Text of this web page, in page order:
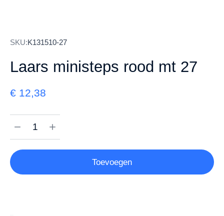
SKU:K131510-27
Laars ministeps rood mt 27
€ 12,38
Toevoegen